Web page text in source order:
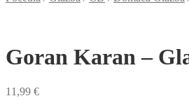
Goran Karan –
11,99 €